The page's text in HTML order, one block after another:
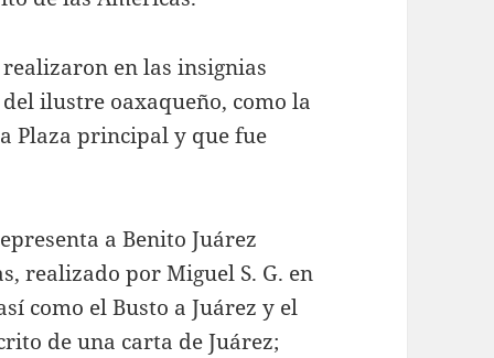
en las insignias
ilustre oaxaqueño, como la
Plaza principal y que fue
a Benito Juárez
realizado por Miguel S. G. en
como el Busto a Juárez y el
de una carta de Juárez;